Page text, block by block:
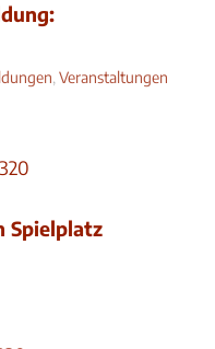
,Veranstaltungen
Spielplatz